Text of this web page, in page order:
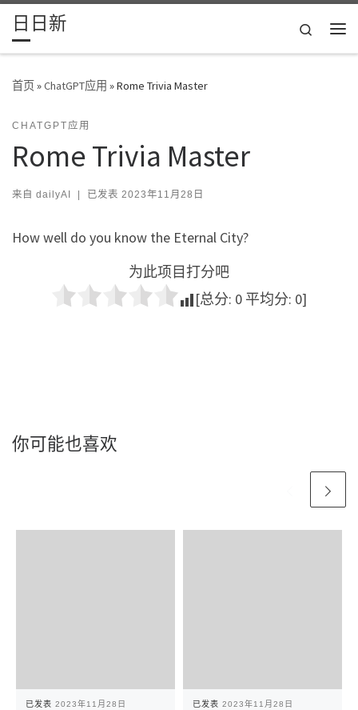
Skip to content
日日新
Search
首页»ChatGPT应用 »Rome Trivia Master
CHATGPT应用
Rome Trivia Master
来自 dailyAI | 已发表 2023年11月28日
How well do you know the Eternal City?
为此项目打分吧
[总分: 0 平均分: 0]
你可能也喜欢
已发表 2023年11月28日 已发表 2023年11月28日